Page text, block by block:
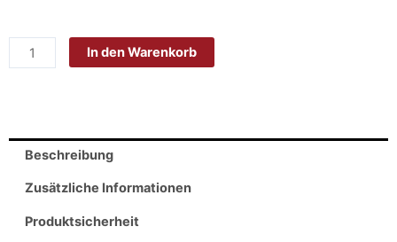
-
Kaffee
Coffee
ime
In den Warenkorb
Beschreibung
Zusätzliche Informationen
Produktsicherheit